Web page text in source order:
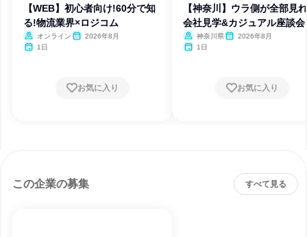
【WEB】初心者向け!60分で知
る!物流業界×ロジコム
オンライン
2026年8月
1日
お気に入り
【神奈川】ウラ側が全部見
会社見学&カジュアル座談会
神奈川県
2026年8月
1日
お気に入り
この企業の募集 すべて見る